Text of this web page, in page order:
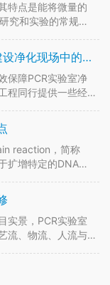
特点是能将微量的
究和实验的常规方
诊断，DNA指纹、
植物检疫，动物及深圳实验室建设：pcr实验室建设净化现场中的标准化控制措施
保障PCR实验室净
程同行提供一些经
安实验室为您讲述
制措施。 1)按照
reaction，简称
扩增特定的DNA片
广泛地运用在医学
体中是否会表现
实景，PCR实验室
流、物流、人流与
，防止核酸气溶胶
PCR实验室建设